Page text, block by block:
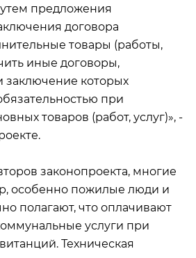
предложения
договора
товары (работы,
иные договоры,
заключение которых
при
товаров (работ, услуг)», -
законопроекта, многие
особенно пожилые люди и
полагают, что оплачивают
услуги при
Техническая